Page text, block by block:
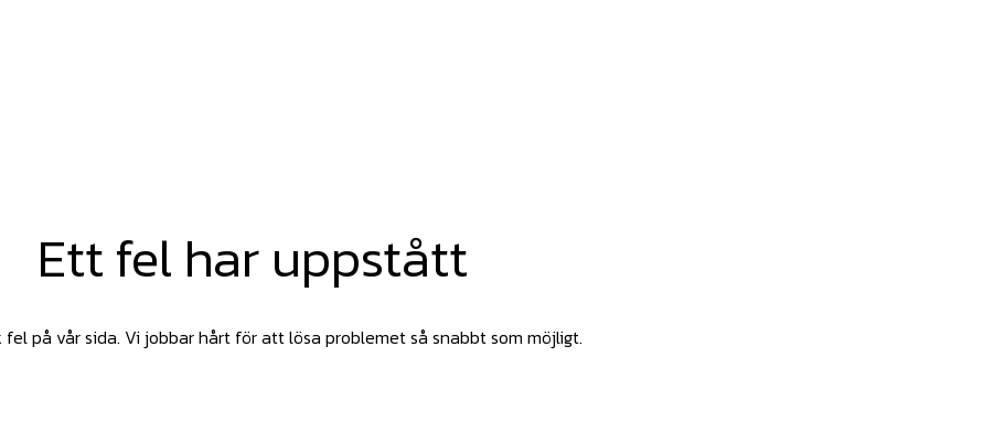
Ett fel har uppstått
fel på vår sida. Vi jobbar hårt för att lösa problemet så snabbt som möjligt.